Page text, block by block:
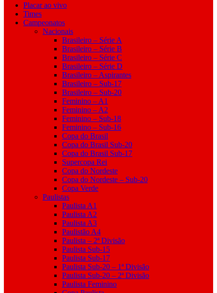
Placar ao vivo
Times
Campeonatos
Nacionais
Brasileiro – Série A
Brasileiro – Série B
Brasileiro – Série C
Brasileiro – Série D
Brasileiro – Aspirantes
Brasileiro – Sub-17
Brasileiro – Sub-20
Feminino – A1
Feminino – A2
Feminino – Sub-18
Feminino – Sub-16
Copa do Brasil
Copa do Brasil Sub-20
Copa do Brasil Sub-17
Supercopa Rei
Copa do Nordeste
Copa do Nordeste – Sub-20
Copa Verde
Paulistas
Paulista A1
Paulista A2
Paulista A3
Paulistão A4
Paulista – 2ª Divisão
Paulista Sub-15
Paulista Sub-17
Paulista Sub-20 – 1ª Divisão
Paulista Sub-20 – 2ª Divisão
Paulista Feminino